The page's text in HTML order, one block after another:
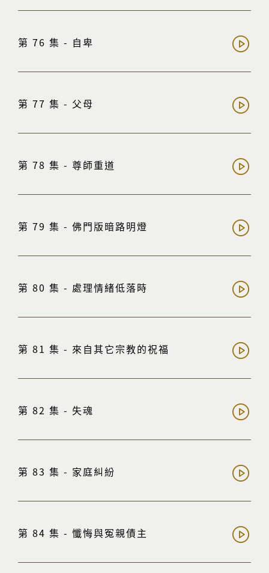
第 76 集 - 自卑
第 77 集 - 父母
第 78 集 - 尊師重道
第 79 集 - 佛門版暗路明燈
第 80 集 - 處理情緒低落時
第 81 集 - 來自其它宗教的祝福
第 82 集 - 失魂
第 83 集 - 家庭糾紛
第 84 集 - 懺悔與冤親債主